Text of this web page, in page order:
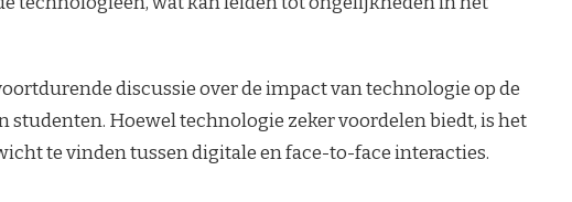
discussie over de impact van technologie op de
studenten. Hoewel technologie zeker voordelen biedt, is het
te vinden tussen digitale en face-to-face interacties.